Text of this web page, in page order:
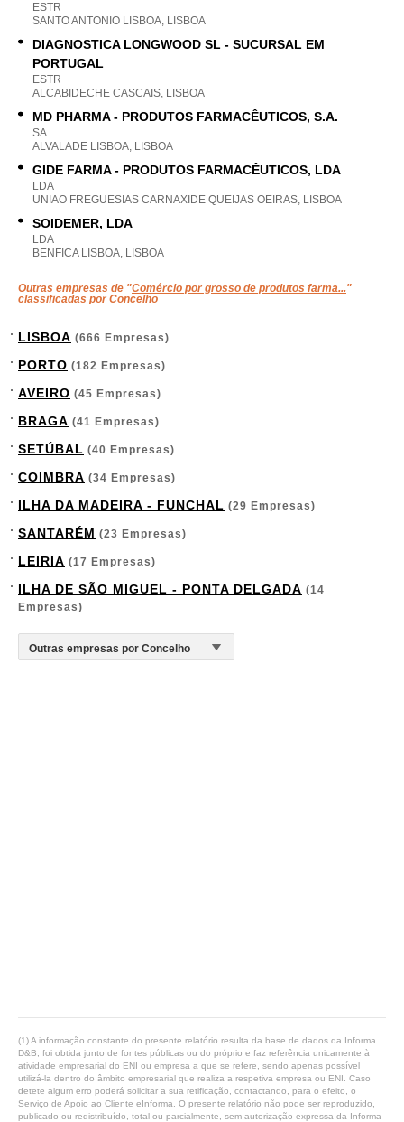
ESTR
SANTO ANTONIO LISBOA, LISBOA
DIAGNOSTICA LONGWOOD SL - SUCURSAL EM
PORTUGAL
ESTR
ALCABIDECHE CASCAIS, LISBOA
MD PHARMA - PRODUTOS FARMACÊUTICOS, S.A.
SA
ALVALADE LISBOA, LISBOA
GIDE FARMA - PRODUTOS FARMACÊUTICOS, LDA
LDA
UNIAO FREGUESIAS CARNAXIDE QUEIJAS OEIRAS, LISBOA
SOIDEMER, LDA
LDA
BENFICA LISBOA, LISBOA
Outras empresas de "Comércio por grosso de produtos farma..."
classificadas por Concelho
LISBOA (666 Empresas)
PORTO (182 Empresas)
AVEIRO (45 Empresas)
BRAGA (41 Empresas)
SETÚBAL (40 Empresas)
COIMBRA (34 Empresas)
ILHA DA MADEIRA - FUNCHAL (29 Empresas)
SANTARÉM (23 Empresas)
LEIRIA (17 Empresas)
ILHA DE SÃO MIGUEL - PONTA DELGADA (14
Empresas)
(1) A informação constante do presente relatório resulta da base de dados da Informa
D&B, foi obtida junto de fontes públicas ou do próprio e faz referência unicamente à
atividade empresarial do ENI ou empresa a que se refere, sendo apenas possível
utilizá-la dentro do âmbito empresarial que realiza a respetiva empresa ou ENI. Caso
detete algum erro poderá solicitar a sua retificação, contactando, para o efeito, o
Serviço de Apoio ao Cliente eInforma. O presente relatório não pode ser reproduzido,
publicado ou redistribuído, total ou parcialmente, sem autorização expressa da Informa